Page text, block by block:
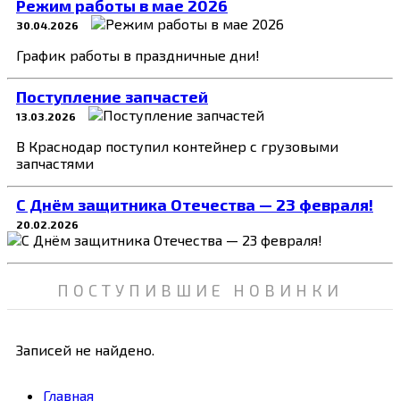
Режим работы в мае 2026
30.04.2026
График работы в праздничные дни!
Поступление запчастей
13.03.2026
В Краснодар поступил контейнер с грузовыми
запчастями
C Днём защитника Отечества — 23 февраля!
20.02.2026
ПОСТУПИВШИЕ НОВИНКИ
Записей не найдено.
Главная